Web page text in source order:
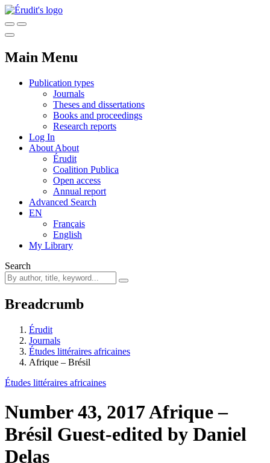
Main Menu
Publication types
Journals
Theses and dissertations
Books and proceedings
Research reports
Log In
About About
Érudit
Coalition Publica
Open access
Annual report
Advanced Search
EN
Français
English
My Library
Search
Breadcrumb
Érudit
Journals
Études littéraires africaines
Afrique – Brésil
Études littéraires africaines
Number 43, 2017Afrique –
Brésil Guest-edited by Daniel
Delas